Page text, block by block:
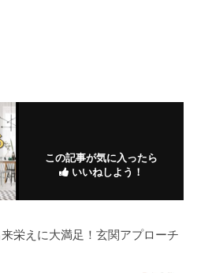
この記事が気に入ったら
いいねしよう！
栄えに大満足！玄関アプローチ